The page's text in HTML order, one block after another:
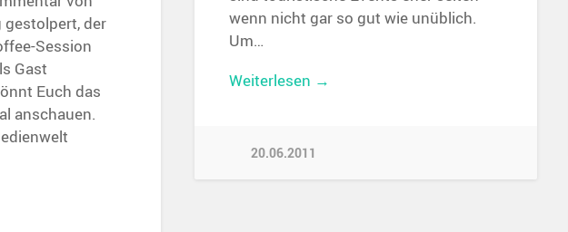
wenn nicht gar so gut wie unüblich.
Um…
Weiterlesen →
20.06.2011
gestolpert, der
Session
Gast
Euch das
anschauen.